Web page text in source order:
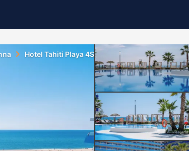
Hotel Tahiti Playa 4S